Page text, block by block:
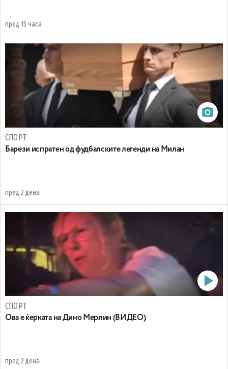
пред 15 часа
СПОРТ
Барези испратен од фудбалските легенди на Милан
пред 2 дена
СПОРТ
Oва е ќерката на Дино Мерлин (ВИДЕО)
пред 2 дена